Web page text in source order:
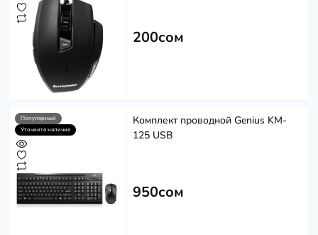
200сом
Популярный
Уточните наличие
Комплект проводной Genius KM-
125 USB
950сом